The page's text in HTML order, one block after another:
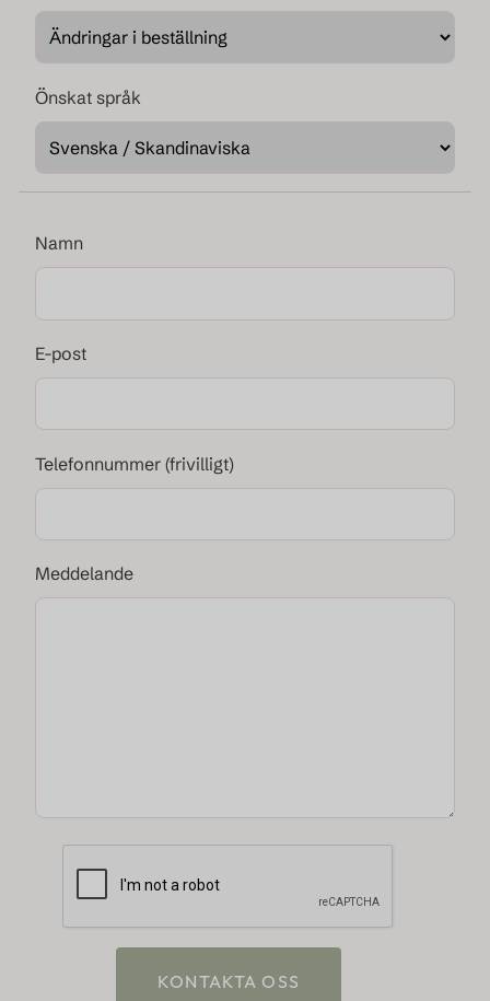
Hotellgardiner
Fabric samples
Önskat språk
Namn
E-post
Telefonnummer (frivilligt)
Meddelande
KONTAKTA OSS